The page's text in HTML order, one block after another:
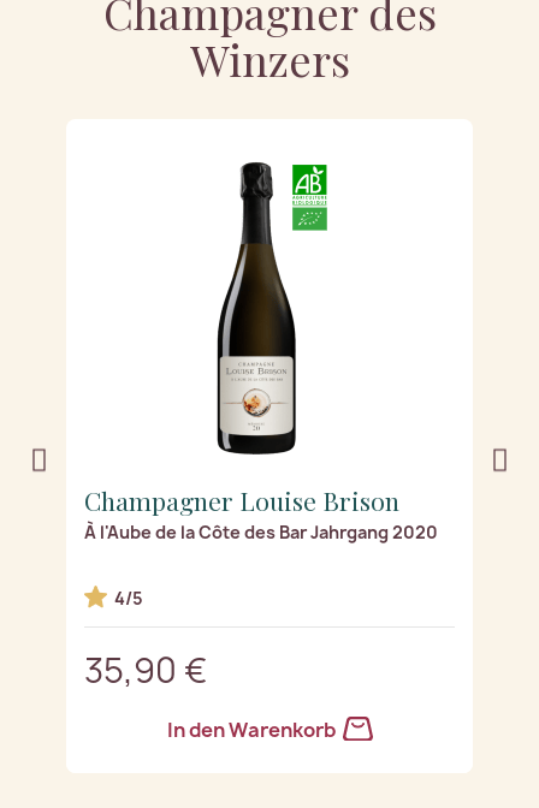
Champagner des
Winzers
Champagner Louise Brison
À l'Aube de la Côte des Bar Jahrgang 2020
4/5
35,90 €
In den Warenkorb